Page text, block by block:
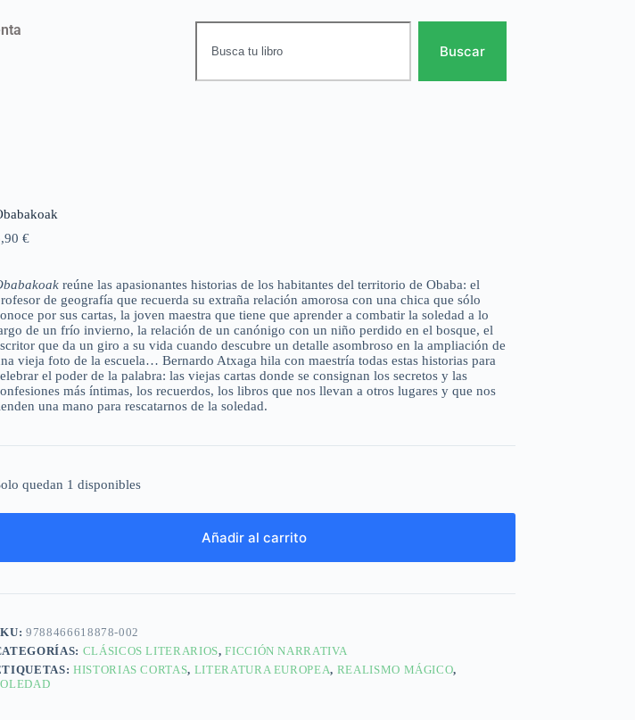
Buscar
€
reúne las apasionantes historias de los habitantes del territorio de Obaba: el
de geografía que recuerda su extraña relación amorosa con una chica que sólo
por sus cartas, la joven maestra que tiene que aprender a combatir la soledad a lo
de un frío invierno, la relación de un canónigo con un niño perdido en el bosque, el
que da un giro a su vida cuando descubre un detalle asombroso en la ampliación de
vieja foto de la escuela… Bernardo Atxaga hila con maestría todas estas historias para
el poder de la palabra: las viejas cartas donde se consignan los secretos y las
más íntimas, los recuerdos, los libros que nos llevan a otros lugares y que nos
una mano para rescatarnos de la soledad.
quedan 1 disponibles
Añadir al carrito
9788466618878-002
CLÁSICOS LITERARIOS,FICCIÓN NARRATIVA
HISTORIAS CORTAS, LITERATURA EUROPEA, REALISMO MÁGICO,